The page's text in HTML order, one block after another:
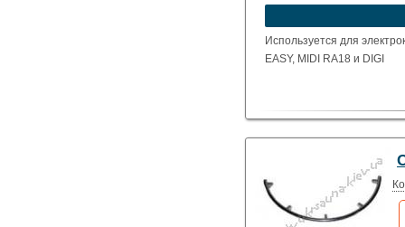
устроит?
Используется для
EASY, MIDI RA18 и DIGI